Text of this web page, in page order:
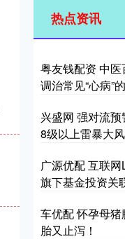
热点资讯
粤友钱配资 中
调治常见“心病”
兴盛网 强对流
8级以上雷暴大
广源优配 互联
旗下基金投资关
车优配 怀孕母
胎又止泻！